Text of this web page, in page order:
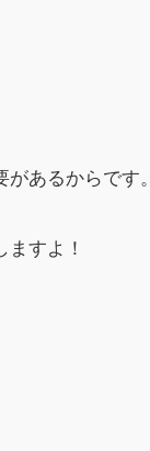
あるからです。
すよ！